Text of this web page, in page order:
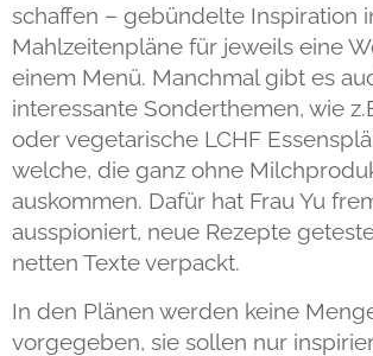
schaffen – gebündelte Inspiration
Mahlzeitenpläne für jeweils eine
einem Menü. Manchmal gibt es
interessante Sonderthemen, wie
oder vegetarische LCHF
welche, die ganz ohne
auskommen. Dafür hat Frau Yu
ausspioniert, neue Rezepte
netten Texte verpackt.
In den Plänen werden keine
vorgegeben, sie sollen nur